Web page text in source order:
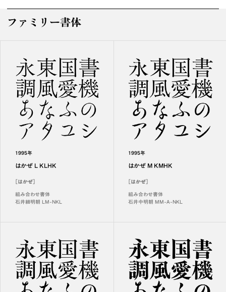
ファミリー書体
1995年
はかぜ L KLHK
［はかぜ］
組み合わせ書体
石井細明朝 LM-NKL
1995年
はかぜ M KMHK
［はかぜ］
組み合わせ書体
石井中明朝 MM-A-NKL